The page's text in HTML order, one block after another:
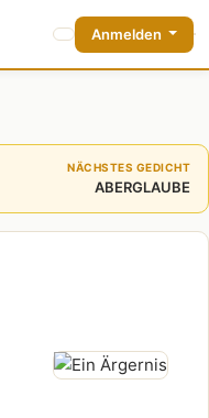
Anmelden
NÄCHSTES GEDICHT
ABERGLAUBE